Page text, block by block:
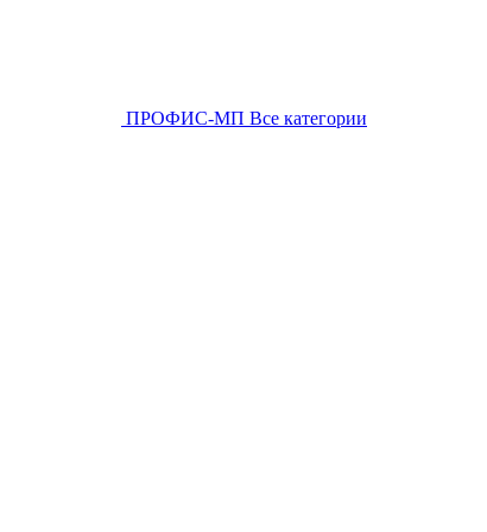
ПРОФИС-МП Все категории